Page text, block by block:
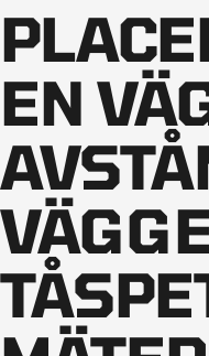
EN